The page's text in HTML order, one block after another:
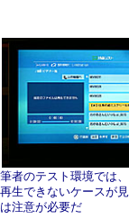
筆者のテスト環境では
再生できないケースが
は注意が必要だ